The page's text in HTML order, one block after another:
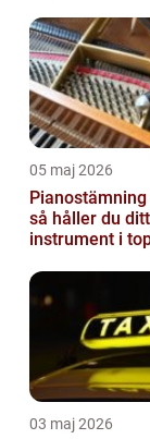
05 maj 2026
så håller du ditt
instrument i
03 maj 2026